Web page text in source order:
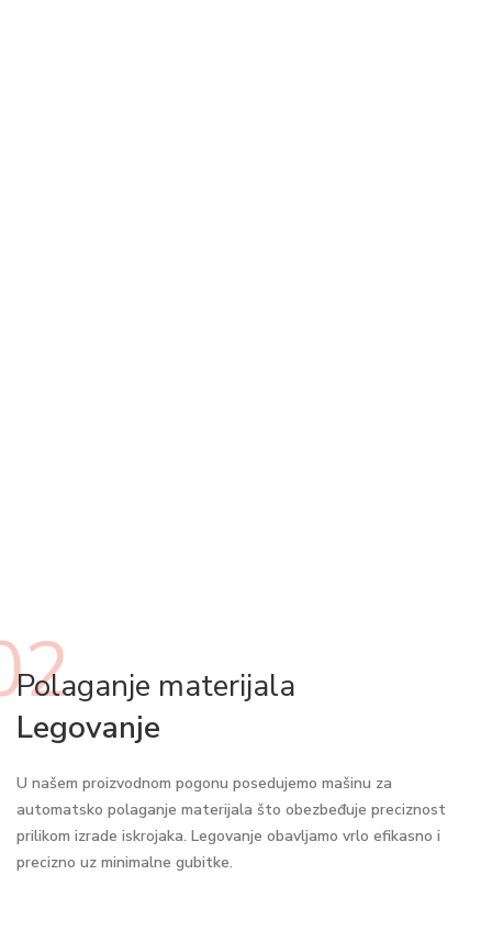
Polaganje materijala
Legovanje
U našem proizvodnom pogonu posedujemo mašinu za
automatsko polaganje materijala što obezbeđuje preciznost
prilikom izrade iskrojaka. Legovanje obavljamo vrlo efikasno i
precizno uz minimalne gubitke.